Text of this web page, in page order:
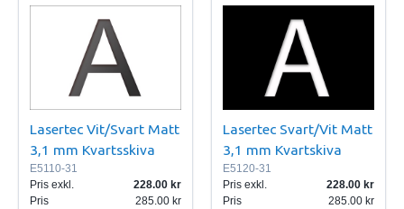
Lasertec Vit/Svart Matt
3,1 mm Kvartsskiva
E5110-31
Pris exkl.
228.00
Pris
285.00
Lasertec Svart/Vit Matt
3,1 mm Kvartskiva
E5120-31
Pris exkl.
228.00
Pris
285.00